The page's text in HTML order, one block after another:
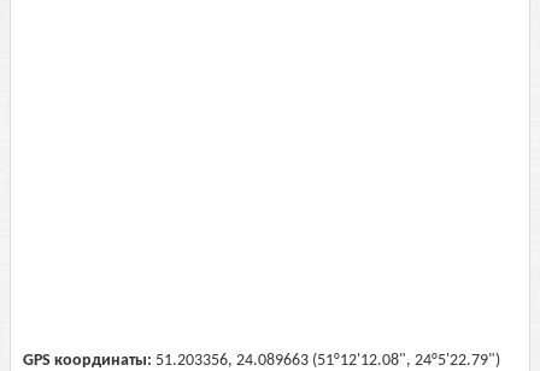
GPS координаты: 51.203356, 24.089663 (51°12'12.08", 24°5'22.79")